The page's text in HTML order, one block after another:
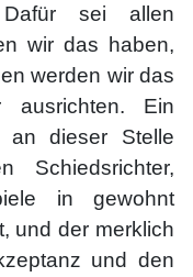
sei allen
wir das haben,
werden wir das
ausrichten. Ein
an dieser Stelle
Schiedsrichter,
in gewohnt
und der merklich
und den